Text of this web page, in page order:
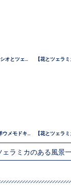
ェラミカのある風景